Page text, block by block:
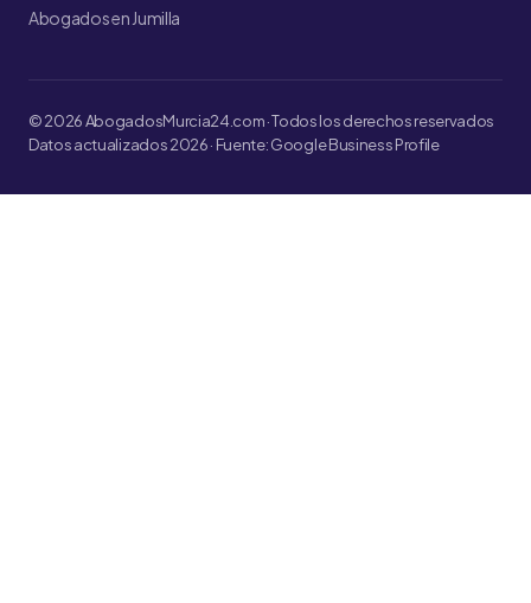
Abogados en Jumilla
© 2026 AbogadosMurcia24.com · Todos los derechos reservados
Datos actualizados 2026 · Fuente: Google Business Profile